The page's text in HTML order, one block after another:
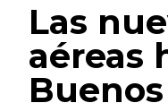
Las
aéreas